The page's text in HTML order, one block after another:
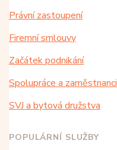
Právní zastoupení
Firemní smlouvy
Začátek podnikání
Spolupráce a zaměstnanci
SVJ a bytová družstva
POPULÁRNÍ SLUŽBY